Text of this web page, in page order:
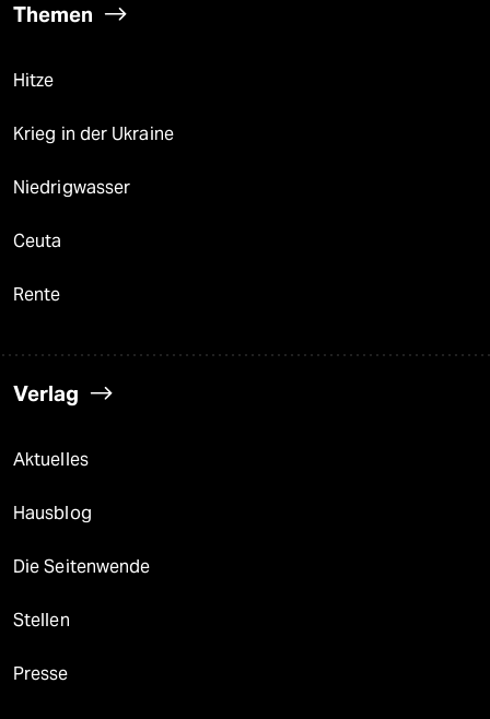
Themen
Hitze
Krieg in der Ukraine
Niedrigwasser
Ceuta
Rente
Verlag
Aktuelles
Hausblog
Die Seitenwende
Stellen
Presse